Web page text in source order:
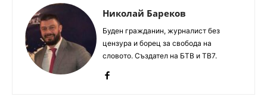
Николай Бареков
Буден гражданин, журналист без
цензура и борец за свобода на
словото. Създател на БТВ и ТВ7.